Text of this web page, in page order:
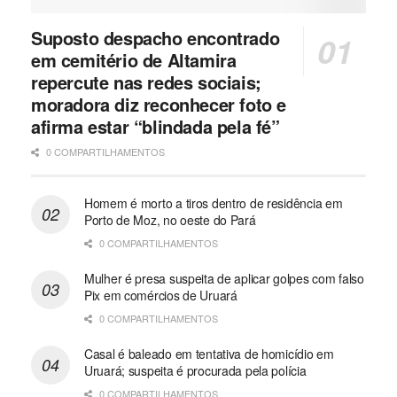
Suposto despacho encontrado
em cemitério de Altamira
repercute nas redes sociais;
moradora diz reconhecer foto e
afirma estar “blindada pela fé”
0 COMPARTILHAMENTOS
Homem é morto a tiros dentro de residência em
Porto de Moz, no oeste do Pará
0 COMPARTILHAMENTOS
Mulher é presa suspeita de aplicar golpes com falso
Pix em comércios de Uruará
0 COMPARTILHAMENTOS
Casal é baleado em tentativa de homicídio em
Uruará; suspeita é procurada pela polícia
0 COMPARTILHAMENTOS